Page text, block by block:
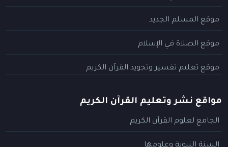
موقع المسلم الجديد
موقع الصلاة في الإسلام
موقع تعليم تفسير وتجويد القرآن الكريم
مواقع نشر وتعليم القرآن الكريم
الجامع لعلوم القرآن الكريم
السنة النبوية وعلومها